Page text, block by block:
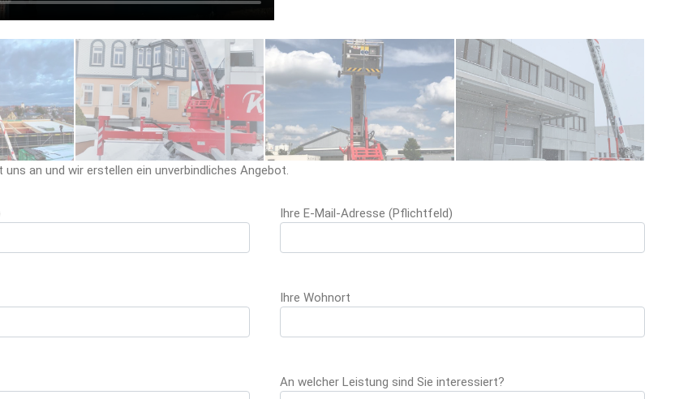
an und wir erstellen ein unverbindliches Angebot.
Ihre E-Mail-Adresse (Pflichtfeld)
Ihre Wohnort
An welcher Leistung sind Sie interessiert?